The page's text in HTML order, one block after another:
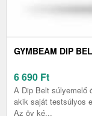
GYMBEAM DIP
6 690 Ft
A Dip Belt súlyemelő
akik saját testsúlyos
Az öv ké...